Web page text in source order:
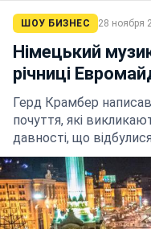
ШОУ БИЗНЕС 28 ноября
Німецький
річниці
Герд Крамбер
почуття, які
давності, що